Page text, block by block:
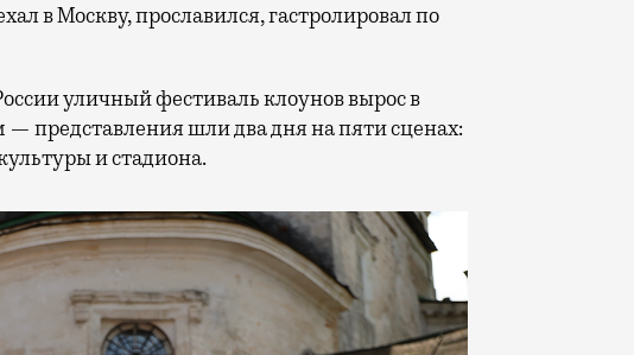
в Москву, прославился, гастролировал по
уличный фестиваль клоунов вырос в
представления шли два дня на пяти сценах:
и стадиона.